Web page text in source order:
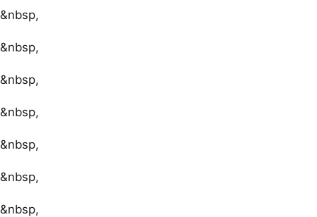
&nbsp,
&nbsp,
&nbsp,
&nbsp,
&nbsp,
&nbsp,
&nbsp,